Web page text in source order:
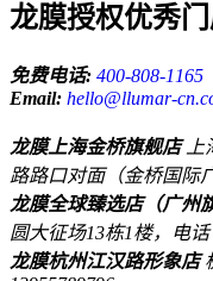
龙膜授权优秀
免费电话: 400-808-1165
Email: hello@llumar-
龙膜上海金桥旗舰店
路路口对面（金桥国际
龙膜全球臻选店（广州
圆大征场13栋1楼，电话
龙膜杭州江汉路形象店